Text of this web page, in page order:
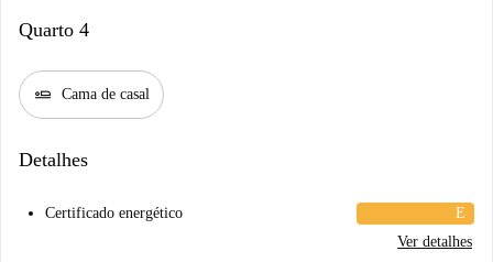
Quarto 4
airline_seat_flat Cama de casal
Detalhes
Certificado energético
E
Ver detalhes